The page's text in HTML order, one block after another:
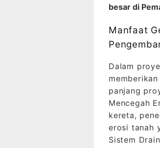
besar di
Manfaat
Dalam
panjang
Mencegah
kereta,
erosi tanah
Sistem